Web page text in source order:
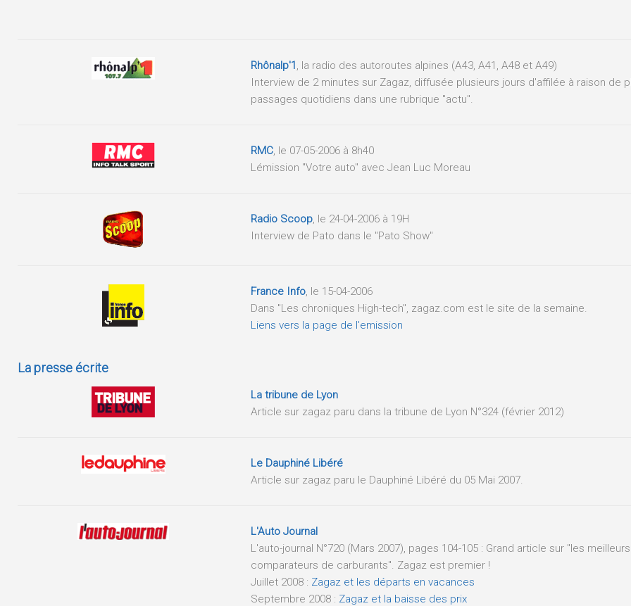
Rhônalp'1, la radio des autoroutes alpines (A43, A41, A48 et A49)
Interview de 2 minutes sur Zagaz, diffusée plusieurs jours d'affilée à raison de
passages quotidiens dans une rubrique "actu".
RMC, le 07-05-2006 à 8h40
Lémission "Votre auto" avec Jean Luc Moreau
Radio Scoop, le 24-04-2006 à 19H
Interview de Pato dans le "Pato Show"
France Info, le 15-04-2006
Dans "Les chroniques High-tech", zagaz.com est le site de la semaine.
Liens vers la page de l'emission
La presse écrite
La tribune de Lyon
Article sur zagaz paru dans la tribune de Lyon N°324 (février 2012)
Le Dauphiné Libéré
Article sur zagaz paru le Dauphiné Libéré du 05 Mai 2007.
L'Auto Journal
L'auto-journal N°720 (Mars 2007), pages 104-105 : Grand article sur "les
comparateurs de carburants". Zagaz est premier !
Juillet 2008 : Zagaz et les départs en vacances
Septembre 2008 : Zagaz et la baisse des prix